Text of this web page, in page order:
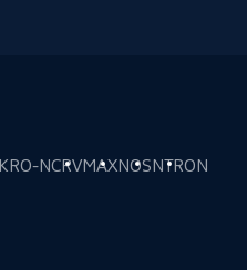
KRO-NCRVMAXNOS NTRON